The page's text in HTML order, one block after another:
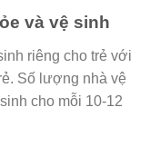
và vệ sinh
riêng cho trẻ với
Số lượng nhà vệ
cho mỗi 10-12